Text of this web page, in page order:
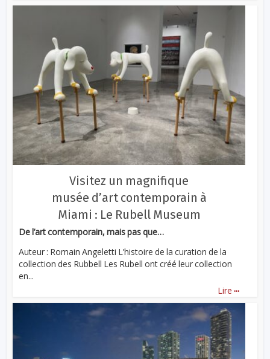
Visitez un magnifique
musée d’art contemporain à
Miami : Le Rubell Museum
De l’art contemporain, mais pas que…
Auteur : Romain Angeletti L’histoire de la curation de la
collection des Rubbell Les Rubell ont créé leur collection
en...
Lire ...